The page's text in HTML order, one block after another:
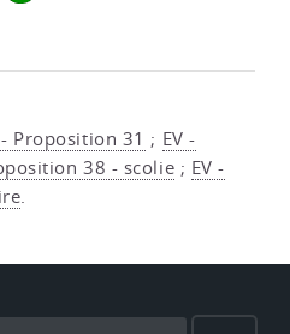
- Proposition 31 ; EV -
38 - scolie ; EV -